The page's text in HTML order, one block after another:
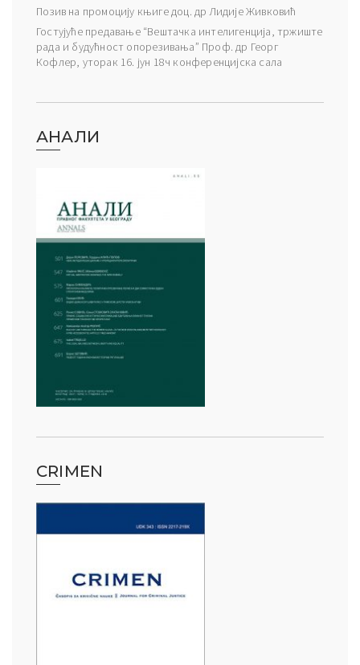
Позив на промоцију књиге доц. др Лидије Живковић
Гостујуће предавање “Вештачка интелигенција, тржиште
рада и будућност опорезивања” Проф. др Георг
Кофлер, уторак 16. јун 18ч конференцијска сала
АНАЛИ
CRIMEN